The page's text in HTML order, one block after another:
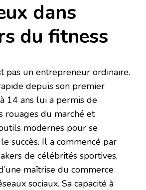
dans
du fitness
pas un entrepreneur ordinaire.
depuis son premier
14 ans lui a permis de
rouages du marché et
modernes pour se
succès. Il a commencé par
de célébrités sportives,
maîtrise du commerce
sociaux. Sa capacité à